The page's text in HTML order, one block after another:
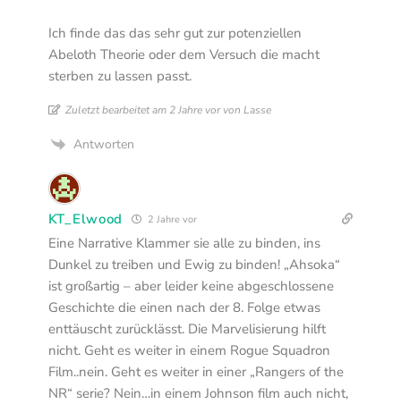
Ich finde das das sehr gut zur potenziellen
Abeloth Theorie oder dem Versuch die macht
sterben zu lassen passt.
Zuletzt bearbeitet am 2 Jahre vor von Lasse
Antworten
KT_Elwood 2 Jahre vor
Eine Narrative Klammer sie alle zu binden, ins
Dunkel zu treiben und Ewig zu binden! „Ahsoka“
ist großartig – aber leider keine abgeschlossene
Geschichte die einen nach der 8. Folge etwas
enttäuscht zurücklässt. Die Marvelisierung hilft
nicht. Geht es weiter in einem Rogue Squadron
Film..nein. Geht es weiter in einer „Rangers of the
NR“ serie? Nein…in einem Johnson film auch nicht,